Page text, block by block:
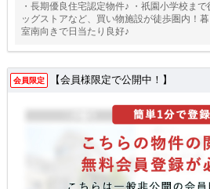
・長期優良住宅認定物件♪ ・祇園小学校ま
ッグストアなど、買い物施設が徒歩圏内！
室南向きで日当たり良好♪
会員限定 【会員様限定で公開中！】